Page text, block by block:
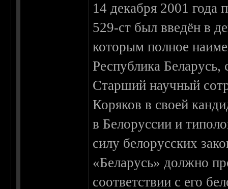
14 декабря 2001 года
529-ст был введён в
которым полное
Республика
Старший научный
Коряков в своей
в Белоруссии и
силу белорусских
«Беларусь» должно
соответствии с его